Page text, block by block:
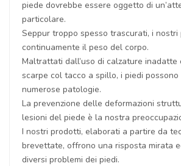
piede dovrebbe essere oggetto di
particolare.
Seppur troppo spesso trascurati, i nostri
continuamente il peso del corpo.
Maltrattati dall’uso di calzature inadatte
scarpe col tacco a spillo, i piedi
numerose patologie.
La prevenzione delle deformazioni
lesioni del piede è la nostra
I nostri prodotti, elaborati a partire da
brevettate, offrono una risposta mirata
diversi problemi dei piedi.